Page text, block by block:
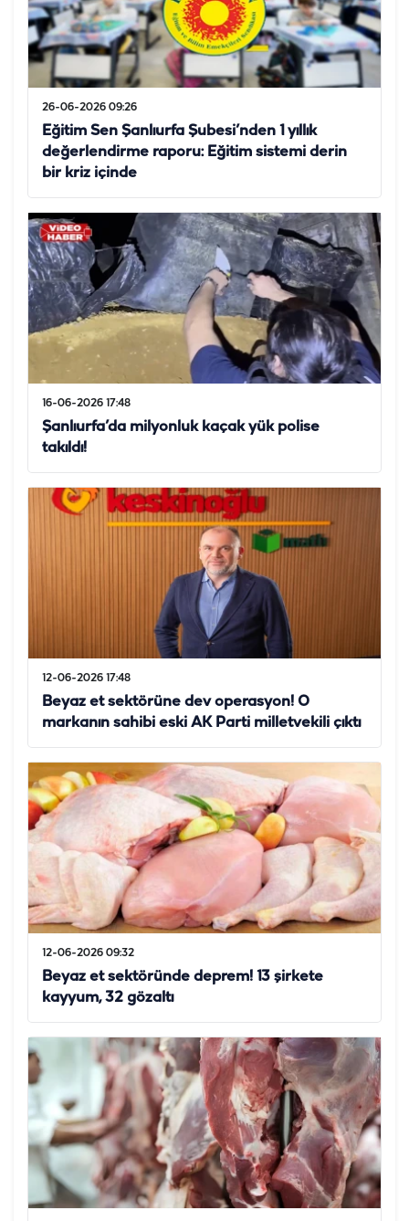
26-06-2026 09:26
Eğitim Sen Şanlıurfa Şubesi’nden 1 yıllık
değerlendirme raporu: Eğitim sistemi derin
bir kriz içinde
16-06-2026 17:48
Şanlıurfa’da milyonluk kaçak yük polise
takıldı!
12-06-2026 17:48
Beyaz et sektörüne dev operasyon! O
markanın sahibi eski AK Parti milletvekili çıktı
12-06-2026 09:32
Beyaz et sektöründe deprem! 13 şirkete
kayyum, 32 gözaltı